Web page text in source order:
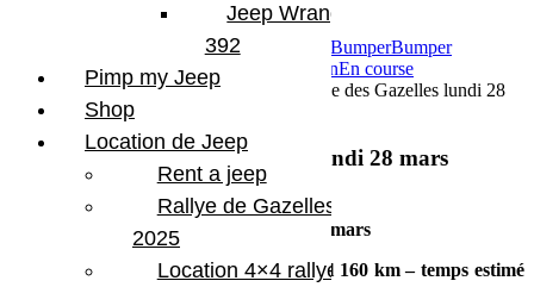
Par Martial BumperOffroad BumperBumper
Bumper OffRoad|Jeep CompétitionEn course
Commentaires ferméssur Etape 4 du Rallye des Gazelles lundi 28
mars Izougguerhn
Etape 4 du Rallye des Gazelles lundi 28 mars
Izougguerhn
Etape 4 du Rallye des Gazelles lundi 28 mars
/ IZOUGGUERHN – kilométrage idéal 160 km – temps estimé
Jeep Wrangler V8
392
Pimp my Jeep
Shop
Location de Jeep
Rent a jeep
Rallye de Gazelles
2025
Location 4×4 rallye